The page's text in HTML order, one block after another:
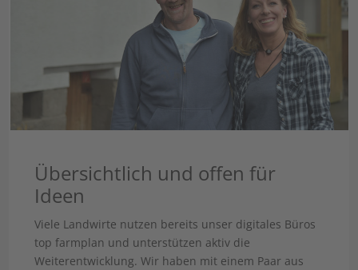
Übersichtlich und offen für
Ideen
Viele Landwirte nutzen bereits unser digitales Büros
top farmplan und unterstützen aktiv die
Weiterentwicklung. Wir haben mit einem Paar aus